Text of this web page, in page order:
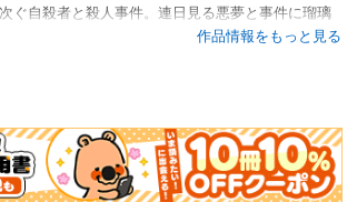
ぐ自殺者と殺人事件。連日見る悪夢と事件に瑠璃
なり出す直哉。彼女に隠された秘密、直哉自身に
されていません。
作品情報をもっと見る